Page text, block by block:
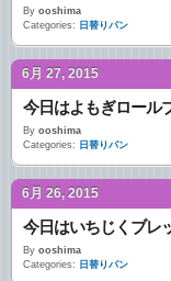
By ooshima
Categories: 日替りパン
6月 27, 2015
今日はよもぎロール
By ooshima
Categories: 日替りパン
6月 26, 2015
今日はいちじくブレ
By ooshima
Categories: 日替りパン